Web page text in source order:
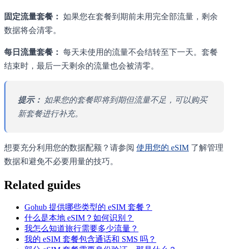
固定流量套餐： 如果您在套餐到期前未用完全部流量，剩余
数据将会清零。
每日流量套餐： 每天未使用的流量不会结转至下一天。套餐
结束时，最后一天剩余的流量也会被清零。
提示： 如果您的套餐即将到期但流量不足，可以购买
新套餐进行补充。
想要充分利用您的数据配额？请参阅 使用您的 eSIM 了解管理
数据和避免不必要用量的技巧。
Related guides
Gohub 提供哪些类型的 eSIM 套餐？
什么是本地 eSIM？如何识别？
我怎么知道旅行需要多少流量？
我的 eSIM 套餐包含通话和 SMS 吗？